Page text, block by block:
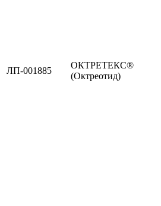
ЛП-001885
ОКТРЕТЕКС®
(Октреотид)